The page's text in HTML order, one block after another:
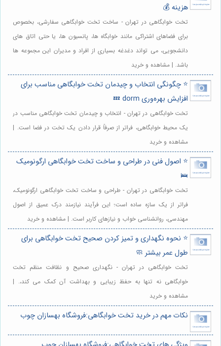
هزینه 💰
تخت خوابگاهی در تهران - ساخت تخت خوابگاهی سفارشی، بخصوص
برای فضاهای اشتراکی مانند خوابگاه ها، پانسیون ها، یا حتی اتاق های
دانشجویی، می تواند دغدغه بسیاری از افراد و مدیران این مجموعه ها
باشد. | مشاهده و خرید
⭐️ چگونگی انتخاب و چیدمان تخت خوابگاهی مناسب برای
افزایش بهره‌وری dorm 💤
تخت خوابگاهی در تهران - انتخاب و چیدمان تخت خوابگاهی مناسب در
یک محیط خوابگاهی، فراتر از صرفاً قرار دادن یک تخت در فضا است. |
مشاهده و خرید
⭐️ اصول فنی در طراحی و ساخت تخت خوابگاهی ارگونومیک
🛌
تخت خوابگاهی در تهران - طراحی و ساخت تخت خوابگاهی ارگونومیک،
فراتر از یک سازه ساده است؛ این فرآیند نیازمند درک عمیق از اصول
مهندسی، روانشناسی خواب و نیازهای کاربر است. | مشاهده و خرید
⭐️ نحوه نگهداری و تمیز کردن صحیح تخت خوابگاهی برای
طول عمر بیشتر 🧼
تخت خوابگاهی در تهران - نگهداری صحیح و نظافت منظم تخت
خوابگاهی نه تنها به حفظ زیبایی و بهداشت آن کمک می کند،. |
مشاهده و خرید
نکات مهم در خرید تخت خوابگاهی:فروشگاه بهسازان چوب